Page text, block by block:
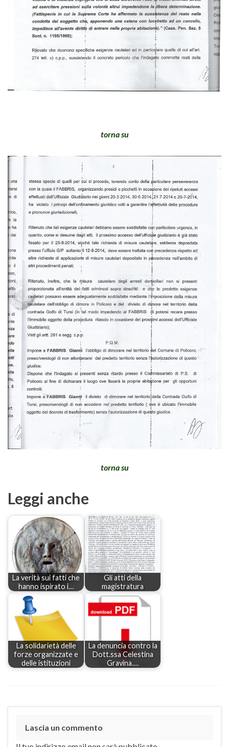
torna su
torna su
Leggi anche
La verità sui fatti che
hanno ispirato i…
Gli atti della
magistratura
La solidarietà delle
forze organizzate e
delle istituzioni
La denuncia contro la
Dott.ssa Celestina
Gravina.…
Lascia un commento